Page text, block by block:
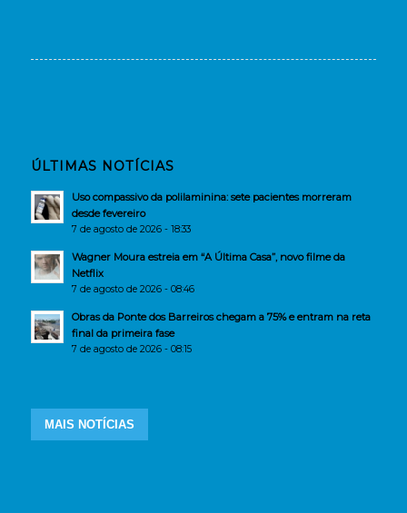
ÚLTIMAS NOTÍCIAS
Uso compassivo da polilaminina: sete pacientes morreram
desde fevereiro
7 de agosto de 2026 - 18:33
Wagner Moura estreia em “A Última Casa”, novo filme da
Netflix
7 de agosto de 2026 - 08:46
Obras da Ponte dos Barreiros chegam a 75% e entram na reta
final da primeira fase
7 de agosto de 2026 - 08:15
MAIS NOTÍCIAS